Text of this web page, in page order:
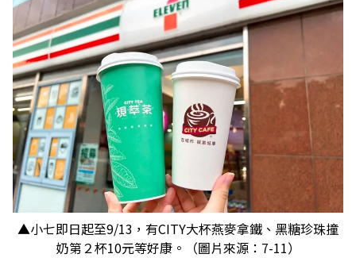
▲小七即日起至9/13，有CITY大杯燕麥拿鐵、黑糖珍珠撞
奶第２杯10元等好康。（圖片來源：7-11）